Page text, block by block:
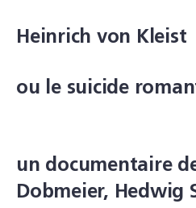
Heinrich von Kleist
ou le suicide
un documentaire
Dobmeier, Hedwig